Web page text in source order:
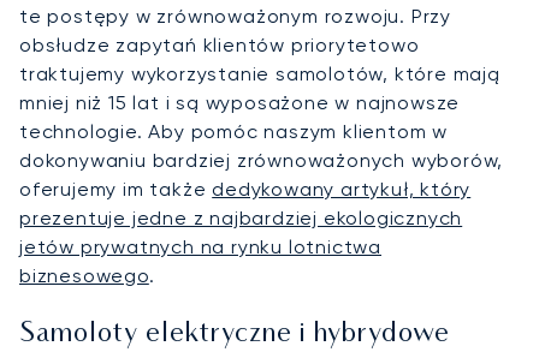
te postępy w zrównoważonym rozwoju. Przy
obsłudze zapytań klientów priorytetowo
traktujemy wykorzystanie samolotów, które mają
mniej niż 15 lat i są wyposażone w najnowsze
technologie. Aby pomóc naszym klientom w
dokonywaniu bardziej zrównoważonych wyborów,
oferujemy im także dedykowany artykuł, który
prezentuje jedne z najbardziej ekologicznych
jetów prywatnych na rynku lotnictwa
biznesowego.
Samoloty elektryczne i hybrydowe